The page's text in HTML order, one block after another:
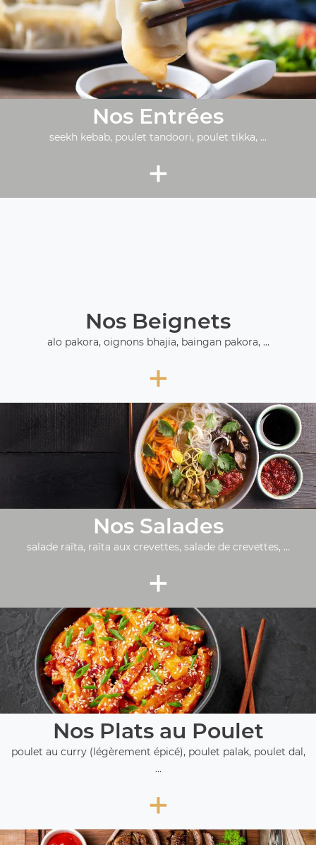
Nos Entrées
seekh kebab, poulet tandoori, poulet tikka, ...
+
Nos Beignets
alo pakora, oignons bhajia, baingan pakora, ...
+
Nos Salades
salade raïta, raïta aux crevettes, salade de crevettes, ...
+
Nos Plats au Poulet
poulet au curry (légèrement épicé), poulet palak, poulet dal,
...
+